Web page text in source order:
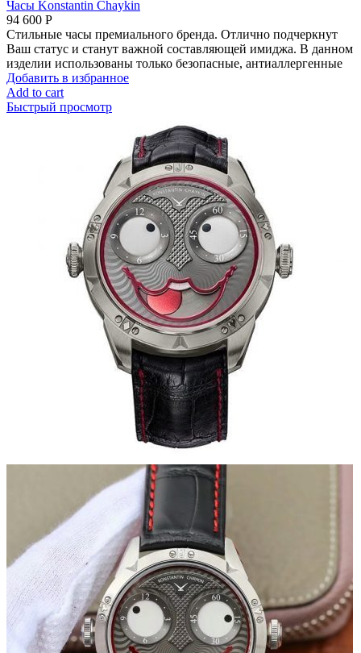
Часы Konstantin Chaykin
94 600 Р
Стильные часы премиального бренда. Отлично подчеркнут
Ваш статус и станут важной составляющей имиджа. В данном
изделии использованы только безопасные, антиаллергенные
Добавить в избранное
Add to cart
Быстрый просмотр